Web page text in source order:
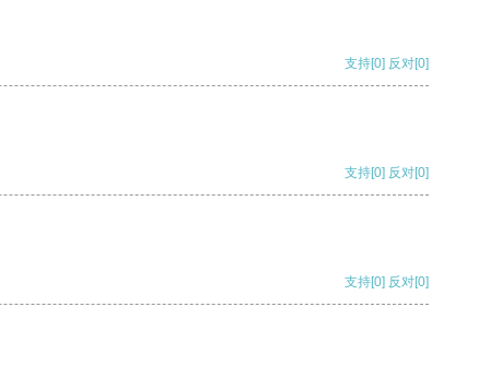
支持[0] 反对[0]
支持[0] 反对[0]
支持[0] 反对[0]